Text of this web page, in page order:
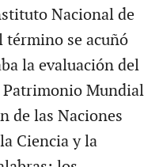
Nacional de
se acuñó
la evaluación del
Patrimonio Mundial
de las Naciones
Ciencia y la